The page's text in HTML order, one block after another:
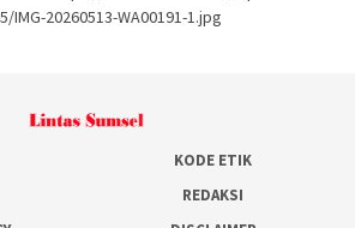
20260513-WA00191-1.jpg
KODE ETIK
REDAKSI